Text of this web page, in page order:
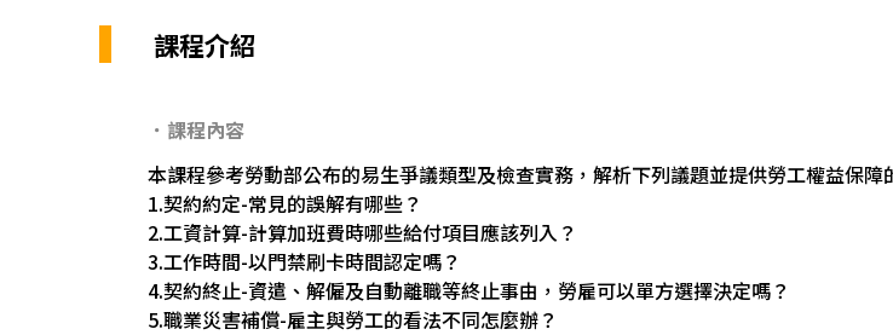
課程介紹
．課程內容
本課程參考勞動部公布的易生爭議類型及檢查實務，解析下列議題並提供勞工權益保障
1.契約約定-常見的誤解有哪些？
2.工資計算-計算加班費時哪些給付項目應該列入？
3.工作時間-以門禁刷卡時間認定嗎？
4.契約終止-資遣、解僱及自動離職等終止事由，勞雇可以單方選擇決定嗎？
5.職業災害補償-雇主與勞工的看法不同怎麼辦？